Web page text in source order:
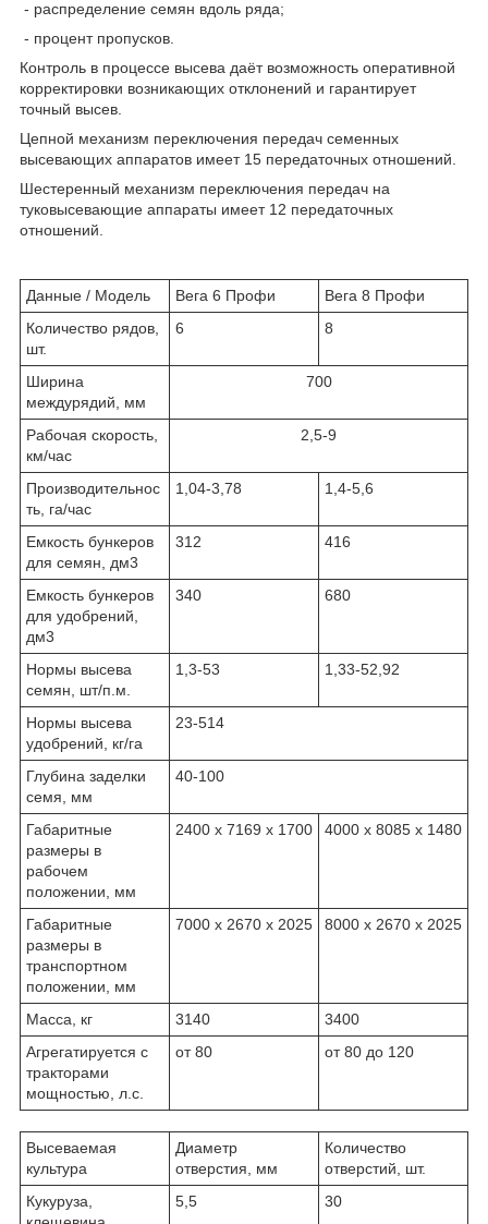
- распределение семян вдоль ряда;
- процент пропусков.
Контроль в процессе высева даёт возможность оперативной
корректировки возникающих отклонений и гарантирует
точный высев.
Цепной механизм переключения передач семенных
высевающих аппаратов имеет 15 передаточных отношений.
Шестеренный механизм переключения передач на
туковысевающие аппараты имеет 12 передаточных
отношений.
Данные / Модель Вега 6 Профи
Вега 8 Профи
Количество рядов,
шт.
6 8
Ширина
междурядий, мм
700
Рабочая скорость,
км/час
2,5-9
Производительнос
ть, га/час
1,04-3,78 1,4-5,6
Емкость бункеров
для семян, дм3
312 416
Емкость бункеров
для удобрений,
дм3
340 680
Нормы высева
семян, шт/п.м.
1,3-53 1,33-52,92
Нормы высева
удобрений, кг/га
23-514
Глубина заделки
семя, мм
40-100
Габаритные
размеры в
рабочем
положении, мм
2400 х 7169 х 1700 4000 х 8085 х 1480
Габаритные
размеры в
транспортном
положении, мм
7000 х 2670 х 2025 8000 х 2670 х 2025
Масса, кг 3140
3400
Агрегатируется с
тракторами
мощностью, л.с.
от 80 от 80 до 120
Высеваемая
культура
Диаметр
отверстия, мм
Количество
отверстий, шт.
Кукуруза,
5,5 30